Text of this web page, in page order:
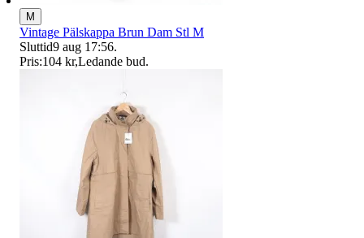
M
Vintage Pälskappa Brun Dam Stl M
Sluttid9 aug 17:56.
Pris:104 kr,Ledande bud.